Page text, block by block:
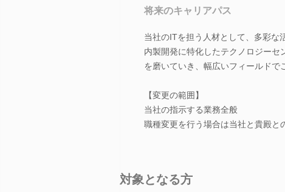
将来のキャリアパス
当社のITを担う人材として、多彩な
内製開発に特化したテクノロジー
を磨いていき、幅広いフィールドで
【変更の範囲】
当社の指示する業務全般
職種変更を行う場合は当社と貴殿と
対象となる方